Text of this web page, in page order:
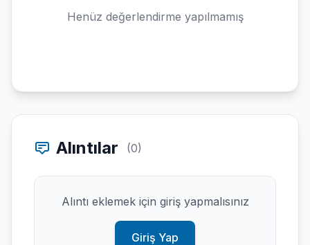
Henüz değerlendirme yapılmamış
Alıntılar (0)
Alıntı eklemek için giriş yapmalısınız
Giriş Yap